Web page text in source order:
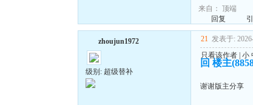
来自： 顶端
回复
zhoujun1972
级别: 超级替补
21 发表于:
只看该作者| 小
回 楼主
谢谢版主分享